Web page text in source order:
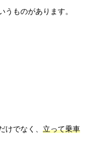
うものがあります。
けでなく、 立って乗車